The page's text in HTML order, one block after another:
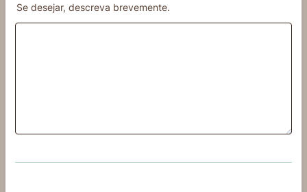
Se desejar, descreva brevemente.